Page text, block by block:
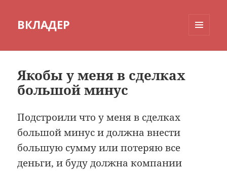
ВКЛАДЕР
Якобы у меня в сделках
большой минус
Подстроили что у меня в сделках
большой минус и должна внести
большую сумму или потеряю все
деньги, и буду должна компании